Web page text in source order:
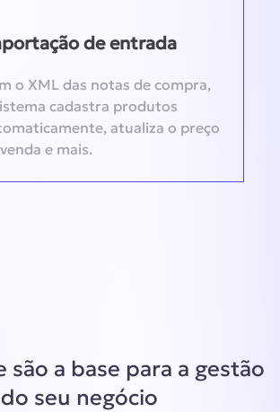
de entrada
o XML das notas de compra,
cadastra produtos
atualiza o preço
e mais.
são a base para a gestão
do seu negócio